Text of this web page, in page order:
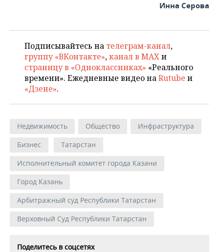
Инна Серова
Подписывайтесь на телеграм-канал,
группу «ВКонтакте»,канал в MAXи
страницу в «Одноклассниках» «Реального
времени». Ежедневные видео наRutube и
«Дзене».
Недвижимость Общество
Инфраструктура
Бизнес
Татарстан
Исполнительный комитет города Казани
Город Казань
Арбитражный суд Республики Татарстан
Верховный Суд Республики Татарстан
Поделитесь в соцсетях